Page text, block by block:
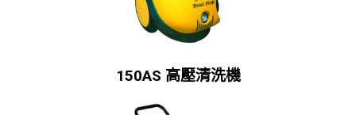
150AS 高壓清洗機